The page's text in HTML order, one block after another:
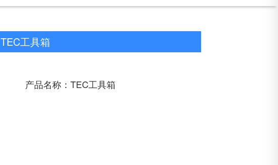
TEC工具箱
产品名称：TEC工具箱